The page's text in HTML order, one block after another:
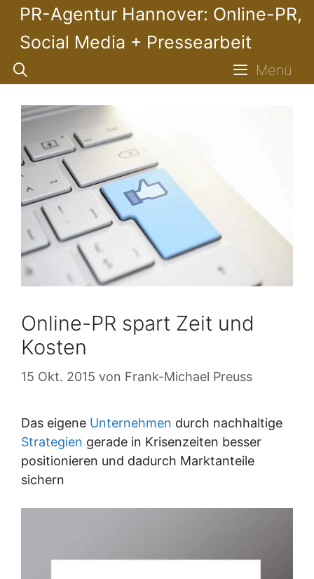
Zum
springen
PR-Agentur Hannover: Online-PR,
Social Media + Pressearbeit
Menü
Online-PR spart Zeit und
Kosten
15 Okt. 2015 von Frank-Michael Preuss
Das eigene Unternehmen durch nachhaltige
Strategien gerade in Krisenzeiten besser
positionieren und dadurch Marktanteile
sichern